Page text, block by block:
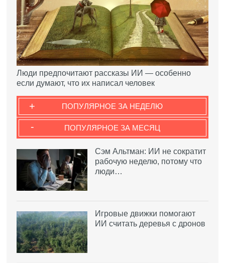
Люди предпочитают рассказы ИИ — особенно
если думают, что их написал человек
ПОПУЛЯРНОЕ ЗА НЕДЕЛЮ
+
ПОПУЛЯРНОЕ ЗА МЕСЯЦ
-
Сэм Альтман: ИИ не сократит
рабочую неделю, потому что
люди…
Игровые движки помогают
ИИ считать деревья с дронов